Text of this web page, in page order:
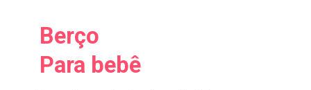
Berço
Para bebê